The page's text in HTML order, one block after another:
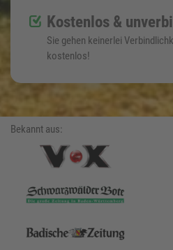
Kostenlos &
Sie gehen keinerlei
kostenlos!
Bekannt aus: